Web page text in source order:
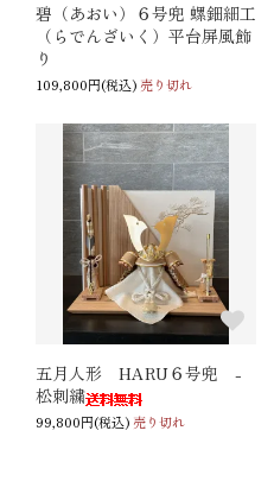
碧（あおい）６号兜 螺鈿細工
（らでんざいく）平台屏風飾
り
109,800円(税込) 売り切れ
五月人形 HARU６号兜 -
松刺繍
99,800円(税込) 売り切れ